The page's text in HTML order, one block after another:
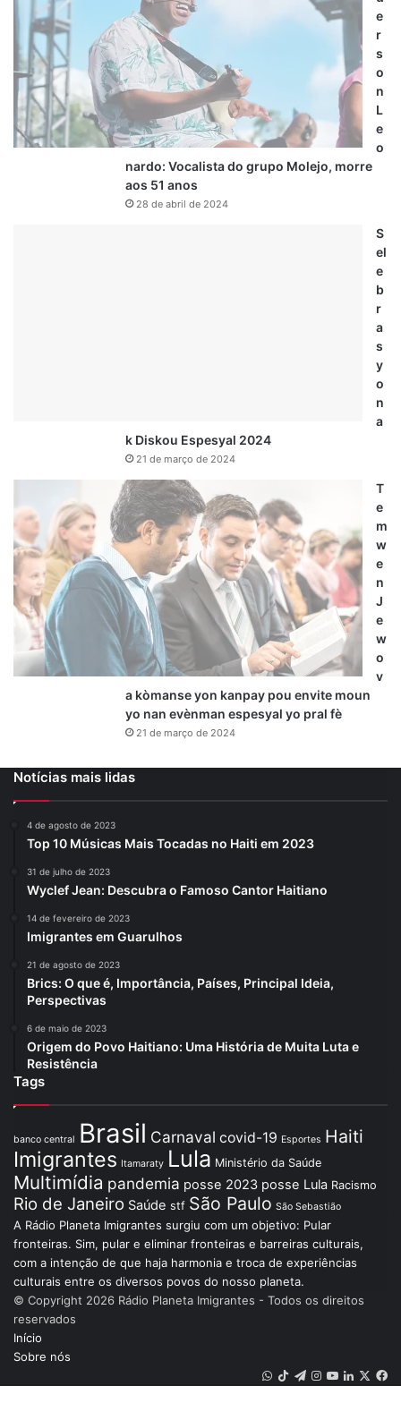
e
r
s
o
n
L
e
o
nardo: Vocalista do grupo Molejo, morre
aos 51 anos
28 de abril de 2024
S
el
e
b
r
a
s
y
o
n
a
k Diskou Espesyal 2024
21 de março de 2024
T
e
m
w
e
n
J
e
w
o
v
a kòmanse yon kanpay pou envite moun
yo nan evènman espesyal yo pral fè
21 de março de 2024
Notícias mais lidas
4 de agosto de 2023
Top 10 Músicas Mais Tocadas no Haiti em 2023
31 de julho de 2023
Wyclef Jean: Descubra o Famoso Cantor Haitiano
14 de fevereiro de 2023
Imigrantes em Guarulhos
21 de agosto de 2023
Brics: O que é, Importância, Países, Principal Ideia,
Perspectivas
6 de maio de 2023
Origem do Povo Haitiano: Uma História de Muita Luta e
Resistência
Tags
banco central Brasil Carnaval covid-19 Esportes Haiti
Imigrantes Itamaraty Lula Ministério da Saúde
Multimídia pandemia posse 2023 posse Lula Racismo
Rio de Janeiro Saúde stf São Paulo São Sebastião
A Rádio Planeta Imigrantes surgiu com um objetivo: Pular
fronteiras. Sim, pular e eliminar fronteiras e barreiras culturais,
com a intenção de que haja harmonia e troca de experiências
culturais entre os diversos povos do nosso planeta.
© Copyright 2026 Rádio Planeta Imigrantes - Todos os direitos
reservados
Início
Sobre nós
X
Linkedin
YouTube
Instagram
Telegram
TikTok
WhatsApp